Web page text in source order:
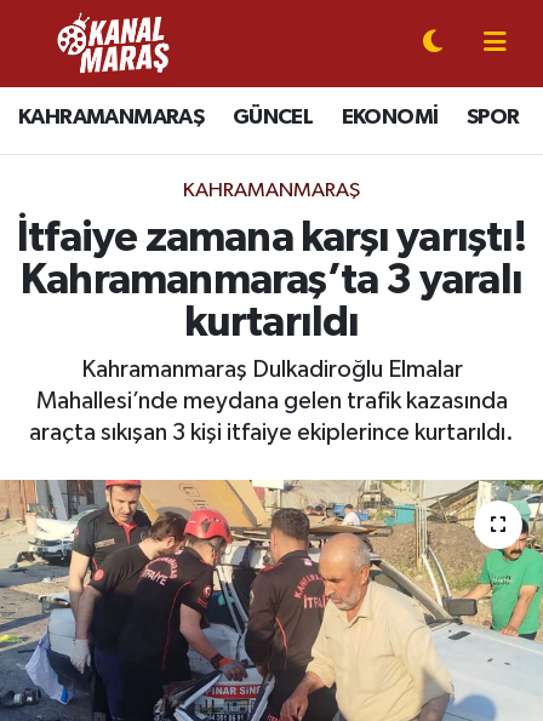
KAHRAMANMARAŞ GÜNCEL EKONOMİ SPOR
KAHRAMANMARAŞ
İtfaiye zamana karşı yarıştı!
Kahramanmaraş’ta 3 yaralı
kurtarıldı
Kahramanmaraş Dulkadiroğlu Elmalar
Mahallesi’nde meydana gelen trafik kazasında
araçta sıkışan 3 kişi itfaiye ekiplerince kurtarıldı.
CANLI YAYIN
KAHRAMANMARAŞ
GÜNCEL
SPOR
EKONOMİ
MAGAZİN
SAĞLIK
EĞİTİM
BÖLGE
Kahramanmaraş Nöbetçi Eczaneler
Kahramanmaraş Hava Durumu
Kahramanmaraş Namaz Vakitleri
Kahramanmaraş Trafik Yoğunluk Haritası
Süper Lig Puan Durumu ve Fikstür
Tüm Manşetler
Haber Arşivi